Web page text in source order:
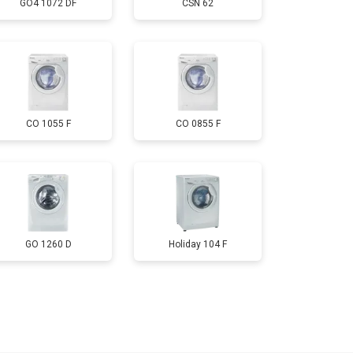
3700 ₽ Заказать
4200 ₽ Заказать
2800 ₽ Заказать
3450 ₽ Заказать
3450 ₽ Заказать
GO4 1072 DF CSN 62
CO 1055 F CO 0855 F
GO 1260 D Holiday 104 F